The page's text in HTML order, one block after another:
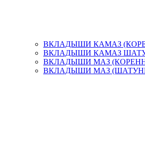
ВКЛАДЫШИ КАМАЗ
ВКЛАДЫШИ КАМАЗ
ВКЛАДЫШИ МАЗ
ВКЛАДЫШИ МАЗ